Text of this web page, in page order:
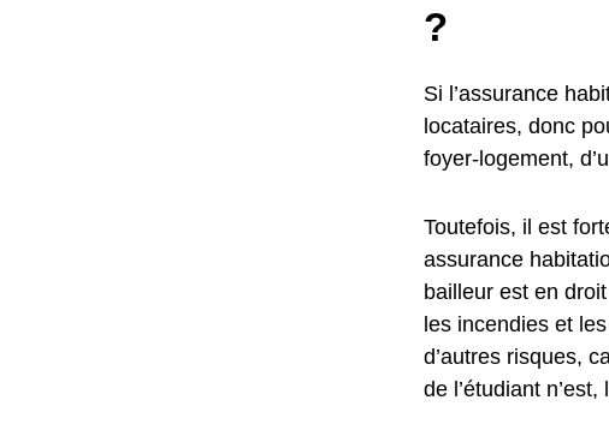
?
Si l’assurance
locataires, donc
foyer-logement,
Toutefois, il est
assurance
bailleur est en
les incendies et
d’autres risques,
de l’étudiant